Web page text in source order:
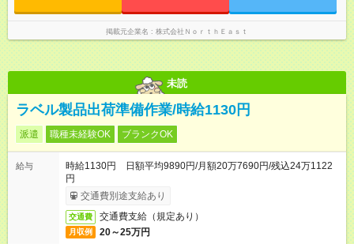
掲載元企業名 株式会社ＮｏｒｔｈＥａｓｔ
未読
ラベル製品出荷準備作業/時給1130円
派遣 職種未経験OK ブランクOK
給与
時給1130円 日額平均9890円/月額20万7690円/残込24万1122
円
交通費別途支給あり
交通費 交通費支給（規定あり）
月収例 20～25万円